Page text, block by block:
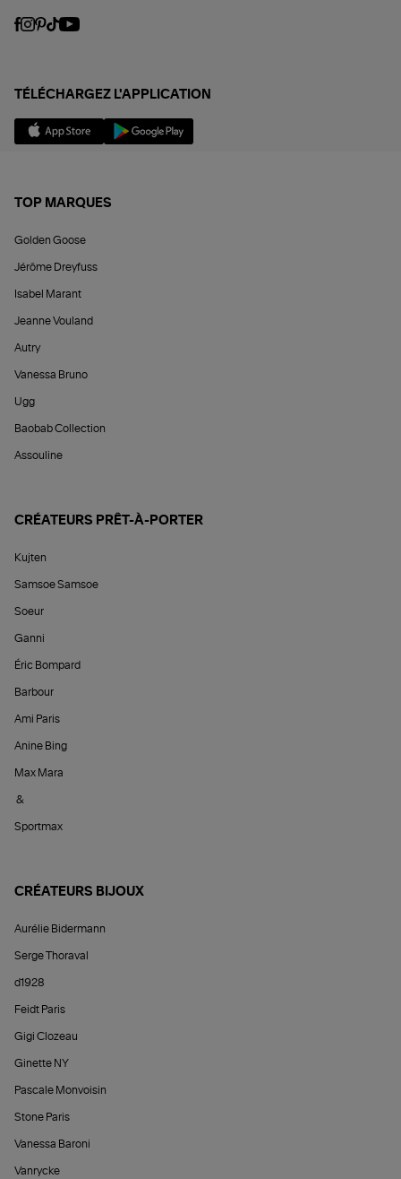
TÉLÉCHARGEZ L'APPLICATION
TOP MARQUES
Golden Goose
Jérôme Dreyfuss
Isabel Marant
Jeanne Vouland
Autry
Vanessa Bruno
Ugg
Baobab Collection
Assouline
CRÉATEURS PRÊT-À-PORTER
Kujten
Samsoe Samsoe
Soeur
Ganni
Éric Bompard
Barbour
Ami Paris
Anine Bing
Max Mara
&
Sportmax
CRÉATEURS BIJOUX
Aurélie Bidermann
Serge Thoraval
d1928
Feidt Paris
Gigi Clozeau
Ginette NY
Pascale Monvoisin
Stone Paris
Vanessa Baroni
Vanrycke